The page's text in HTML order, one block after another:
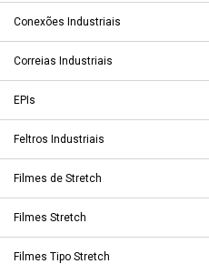
Conexões Industriais
Correias Industriais
EPIs
Feltros Industriais
Filmes de Stretch
Filmes Stretch
Filmes Tipo Stretch